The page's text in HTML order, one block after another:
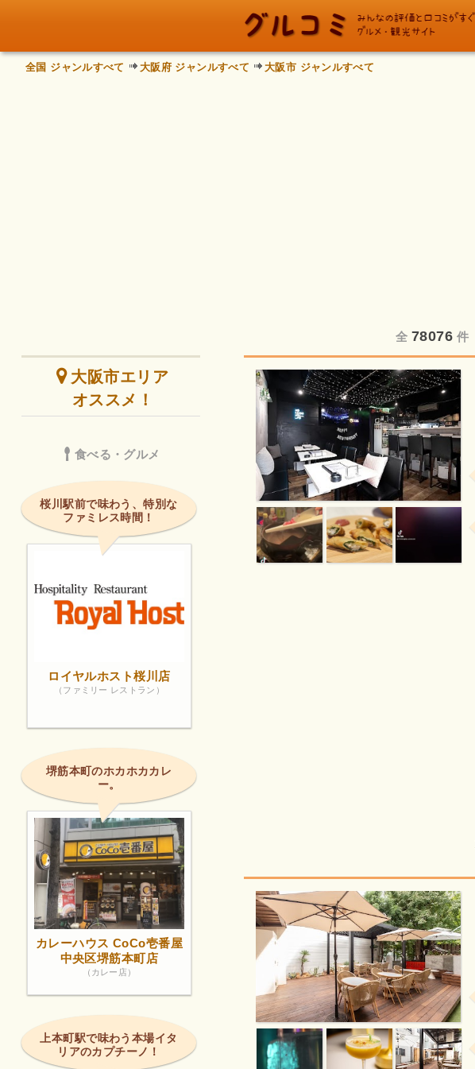
全国 ジャンルすべて 大阪府 ジャンルすべて 大阪市 ジャンルすべて
全 78076 件
大阪市エリア
オススメ！
食べる・グルメ
桜川駅前で味わう、特別な
ファミレス時間！
ロイヤルホスト桜川店
（ファミリー レストラン）
堺筋本町のホカホカカレ
ー。
カレーハウス CoCo壱番屋
中央区堺筋本町店
（カレー店）
上本町駅で味わう本場イタ
リアのカプチーノ！